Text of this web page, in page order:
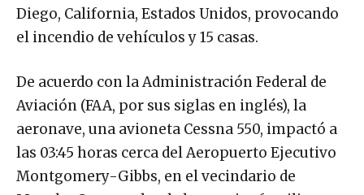
Diego, California, Estados Unidos, provocando
el incendio de vehículos y 15 casas.
De acuerdo con la Administración Federal de
Aviación (FAA, por sus siglas en inglés), la
aeronave, una avioneta Cessna 550, impactó a
las 03:45 horas cerca del Aeropuerto Ejecutivo
Montgomery-Gibbs, en el vecindario de